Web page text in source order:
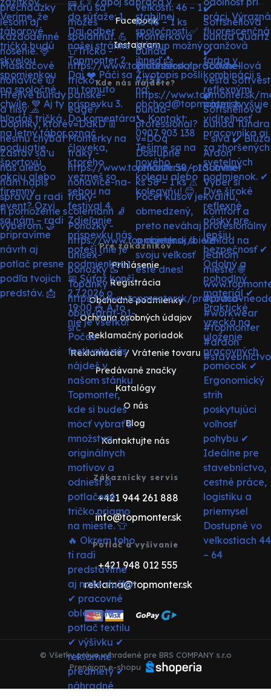
Facebook
Instagram
Kde nás nájdete?
Pre zákazníkov
Prihlásenie
Registrácia
Obchodné podmienky
Ochrana osobných údajov
Reklamačný poriadok
Reklamácie / Vrátenie tovaru
Predávané značky
Katalógy
O nás
Blog
Kontaktujte nás
Zákaznícky servis
+421 944 261 888
info@topmonter.sk
Potlač a vyšívanie
+421 948 012 555
reklama@topmonter.sk
© Všetky práva vyhradené pre BRS COMPANY s.r.o
Prenájom e-shopu